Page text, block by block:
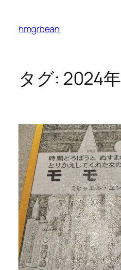
hmgrbean
タグ: 2024年